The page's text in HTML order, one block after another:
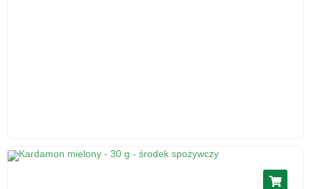
Ślaz kwiat 50 g - herbatka ziołowa, suplement
diety